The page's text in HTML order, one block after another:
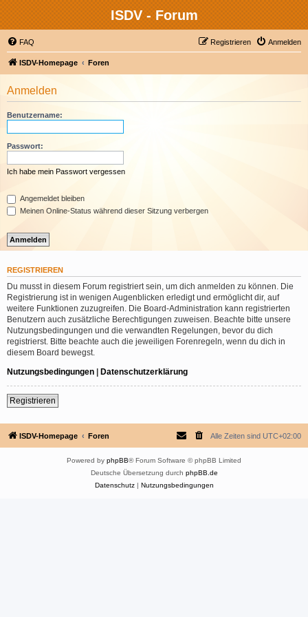
ISDV - Forum
FAQ Anmelden
Registrieren
ISDV-Homepage Foren
Anmelden
Benutzername:
Passwort:
Ich habe mein Passwort vergessen
Angemeldet bleiben
Meinen Online-Status während dieser Sitzung verbergen
REGISTRIEREN
Du musst in diesem Forum registriert sein, um dich anmelden zu können. Die
Registrierung ist in wenigen Augenblicken erledigt und ermöglicht dir, auf
weitere Funktionen zuzugreifen. Die Board-Administration kann registrierten
Benutzern auch zusätzliche Berechtigungen zuweisen. Beachte bitte unsere
Nutzungsbedingungen und die verwandten Regelungen, bevor du dich
registrierst. Bitte beachte auch die jeweiligen Forenregeln, wenn du dich in
diesem Board bewegst.
Nutzungsbedingungen | Datenschutzerklärung
Registrieren
ISDV-Homepage Foren Alle Zeiten sind UTC+02:00
Powered by phpBB® Forum Software © phpBB Limited
Deutsche Übersetzung durch phpBB.de
Datenschutz| Nutzungsbedingungen